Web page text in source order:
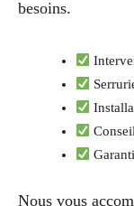
besoins.
Nous vous